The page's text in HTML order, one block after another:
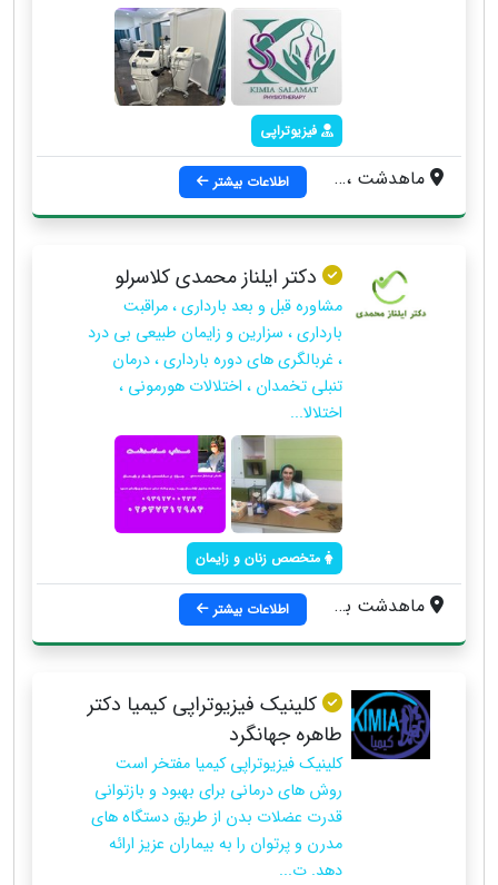
فیزیوتراپی
ماهدشت ، بلوار امام ، روبرو خ قائم ، مجتمع کوروش اطلاعات بیشتر
دكتر ايلناز محمدي كلاسرلو
مشاوره قبل و بعد بارداری ، مراقبت
بارداری ، سزارین و زایمان طبیعی بی درد
، غربالگری های دوره بارداری ، درمان
تنبلی تخمدان ، اختلالات هورمونی ،
اختلالا...
متخصص زنان و زایمان
ماهدشت بلوار آزادگان ، روبروي بانك ملي ، جنب داروخانه فعله گري ، مجتمع سيب ، گلشهر جنب انتقال خون ، درمانگاه دكتر شاهرخي اطلاعات بیشتر
کلینیک فیزیوتراپی کیمیا دکتر
طاهره جهانگرد
کلینیک فیزیوتراپی کیمیا مفتخر است
روش های درمانی برای بهبود و بازتوانى
قدرت عضلات بدن از طریق دستگاه های
مدرن و پرتوان را به بیماران عزیز ارائه
دهد. ت...